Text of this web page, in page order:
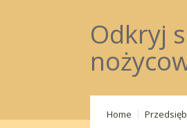
Odkryj
Home